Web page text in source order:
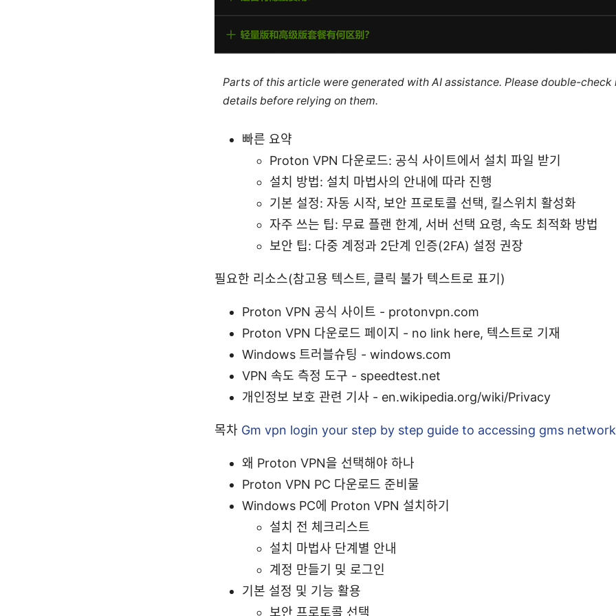
Parts of this article were generated with AI assistance. Please double-
details before relying on them.
빠른 요약
Proton VPN 다운로드: 공식 사이트에서 설치 파일 받기
설치 방법: 설치 마법사의 안내에 따라 진행
기본 설정: 자동 시작, 보안 프로토콜 선택, 킬스위치 활성화
자주 쓰는 팁: 무료 플랜 한계, 서버 선택 요령, 속도 최적화 방법
보안 팁: 다중 계정과 2단계 인증(2FA) 설정 권장
필요한 리소스(참고용 텍스트, 클릭 불가 텍스트로 표기)
Proton VPN 공식 사이트 - protonvpn.com
Proton VPN 다운로드 페이지 - no link here, 텍스트로 기재
Windows 트러블슈팅 - windows.com
VPN 속도 측정 도구 - speedtest.net
개인정보 보호 관련 기사 - en.wikipedia.org/wiki/Privacy
목차 Gm vpn login your step by step guide to accessing gms network
왜 Proton VPN을 선택해야 하나
Proton VPN PC 다운로드 준비물
Windows PC에 Proton VPN 설치하기
설치 전 체크리스트
설치 마법사 단계별 안내
계정 만들기 및 로그인
기본 설정 및 기능 활용
보안 프로토콜 선택